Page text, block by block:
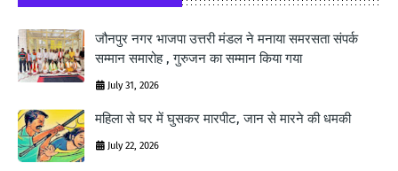
जौनपुर नगर भाजपा उत्तरी मंडल ने मनाया समरसता संपर्क
सम्मान समारोह , गुरुजन का सम्मान किया गया
July 31, 2026
महिला से घर में घुसकर मारपीट, जान से मारने की धमकी
July 22, 2026